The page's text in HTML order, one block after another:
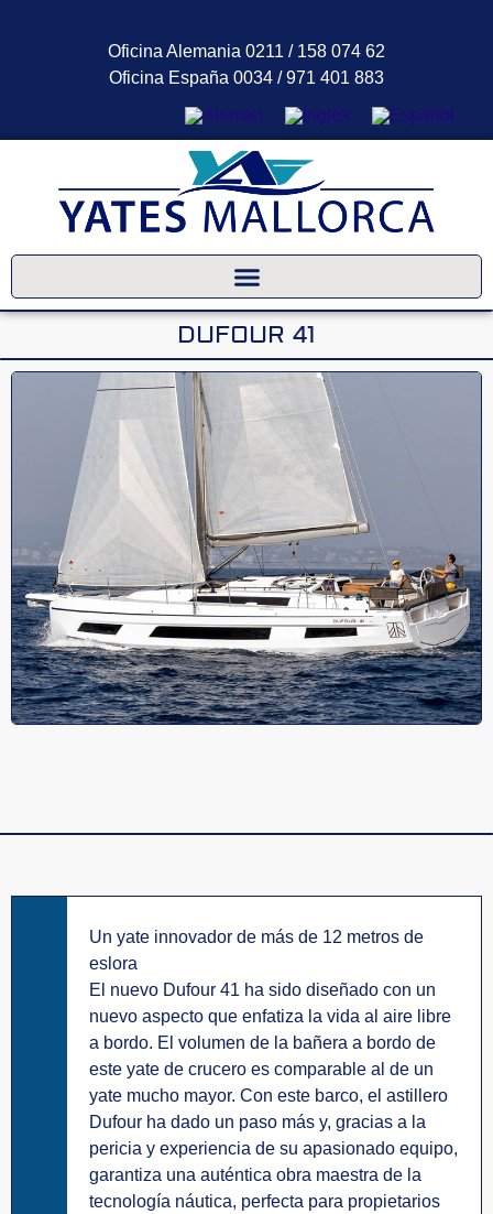
Oficina Alemania 0211 / 158 074 62
Oficina España 0034 / 971 401 883
DUFOUR 41
Un yate innovador de más de 12 metros de
eslora
El nuevo Dufour 41 ha sido diseñado con un
nuevo aspecto que enfatiza la vida al aire libre
a bordo. El volumen de la bañera a bordo de
este yate de crucero es comparable al de un
yate mucho mayor. Con este barco, el astillero
Dufour ha dado un paso más y, gracias a la
pericia y experiencia de su apasionado equipo,
garantiza una auténtica obra maestra de la
tecnología náutica, perfecta para propietarios
Asistente de preguntas frecuentes
Normalmente estamos a tu disposición al instante